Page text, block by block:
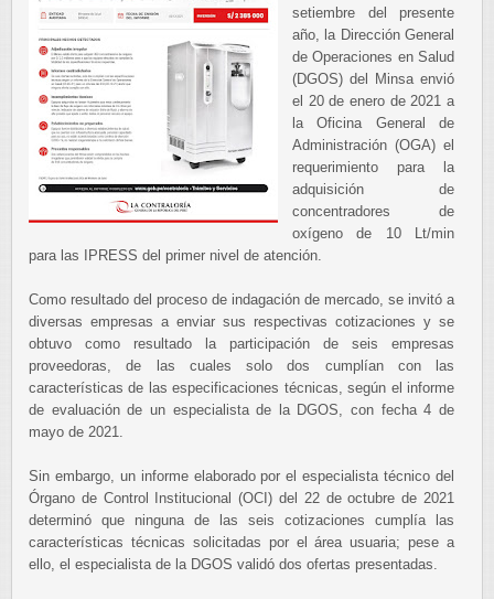
setiembre del presente
año, la Dirección General
de Operaciones en Salud
(DGOS) del Minsa envió
el 20 de enero de 2021 a
la Oficina General de
Administración (OGA) el
requerimiento para la
adquisición de
concentradores de
oxígeno de 10 Lt/min
para las IPRESS del primer nivel de atención.
Como resultado del proceso de indagación de mercado, se invitó a
diversas empresas a enviar sus respectivas cotizaciones y se
obtuvo como resultado la participación de seis empresas
proveedoras, de las cuales solo dos cumplían con las
características de las especificaciones técnicas, según el informe
de evaluación de un especialista de la DGOS, con fecha 4 de
mayo de 2021.
Sin embargo, un informe elaborado por el especialista técnico del
Órgano de Control Institucional (OCI) del 22 de octubre de 2021
determinó que ninguna de las seis cotizaciones cumplía las
características técnicas solicitadas por el área usuaria; pese a
ello, el especialista de la DGOS validó dos ofertas presentadas.